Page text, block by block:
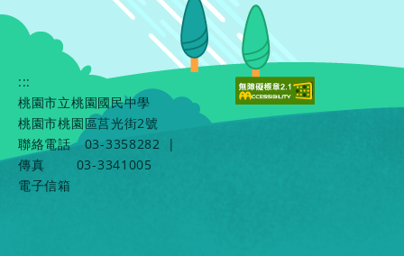
:::
桃園市立桃園國民中學
桃園市桃園區莒光街2號
聯絡電話
03-3358282
|
傳真
03-3341005
電子信箱